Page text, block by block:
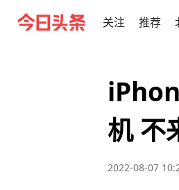
关注 推荐
机 不
2022-08-07